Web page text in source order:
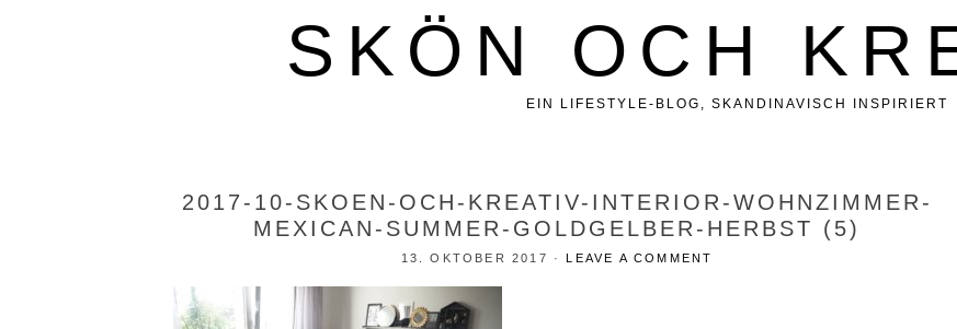
SKÖN OCH
EIN LIFESTYLE-BLOG, SKANDINAVISCH INSPIRIERT
2017-10-SKOEN-OCH-KREATIV-INTERIOR-WOHNZIMMER-
MEXICAN-SUMMER-GOLDGELBER-HERBST (5)
13. OKTOBER 2017 ·LEAVE A COMMENT